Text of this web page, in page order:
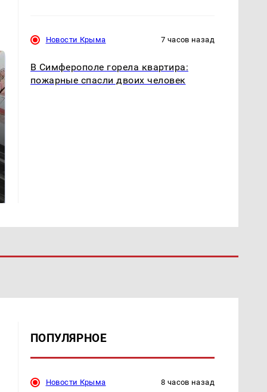
Новости Крыма 7 часов назад
В Симферополе горела квартира:
пожарные спасли двоих человек
ПОПУЛЯРНОЕ
Новости Крыма 8 часов назад